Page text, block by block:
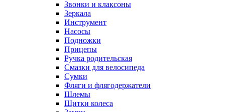
Звонки и клаксоны
Зеркала
Инструмент
Насосы
Подножки
Прицепы
Ручка родительская
Смазки для велосипеда
Сумки
Фляги и флягодержатели
Шлемы
Щитки колеса